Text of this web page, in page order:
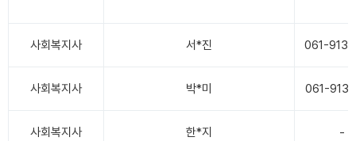
사회복지사 서*진 061-913-
사회복지사 박*미 061-913-
사회복지사 한*지 -